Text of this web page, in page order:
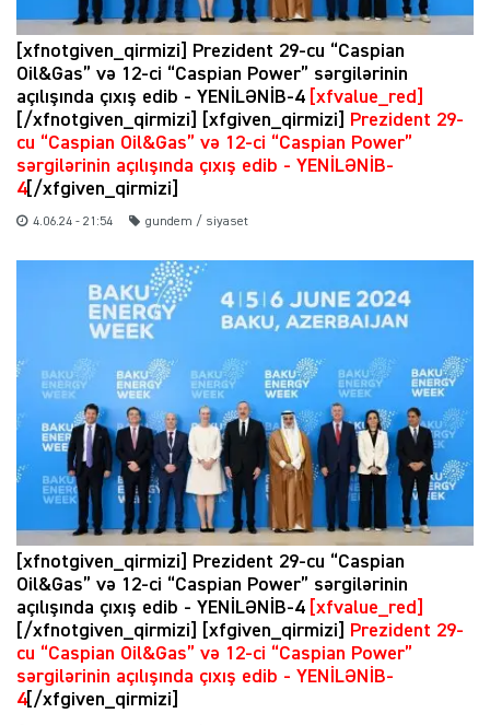
[xfnotgiven_qirmizi] Prezident 29-cu “Caspian
Oil&Gas” və 12-ci “Caspian Power” sərgilərinin
açılışında çıxış edib - YENİLƏNİB-4 [xfvalue_red]
[/xfnotgiven_qirmizi] [xfgiven_qirmizi]
Prezident 29-
cu “Caspian Oil&Gas” və 12-ci “Caspian Power”
sərgilərinin açılışında çıxış edib - YENİLƏNİB-
4[/xfgiven_qirmizi]
4.06.24 - 21:54 gundem / siyaset
[xfnotgiven_qirmizi] Prezident 29-cu “Caspian
Oil&Gas” və 12-ci “Caspian Power” sərgilərinin
açılışında çıxış edib - YENİLƏNİB-4 [xfvalue_red]
[/xfnotgiven_qirmizi] [xfgiven_qirmizi]
Prezident 29-
cu “Caspian Oil&Gas” və 12-ci “Caspian Power”
sərgilərinin açılışında çıxış edib - YENİLƏNİB-
4[/xfgiven_qirmizi]